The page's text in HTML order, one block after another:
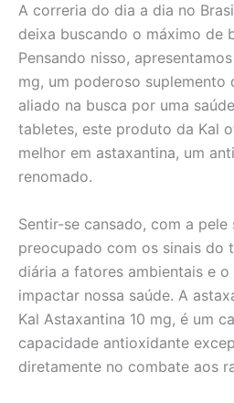
A correria do dia a dia no
deixa buscando o máximo de
Pensando nisso,
mg, um poderoso suplemento
aliado na busca por uma
tabletes, este produto da Kal
melhor em astaxantina, um
renomado.
Sentir-se cansado, com a pele
preocupado com os sinais do
diária a fatores ambientais e o
impactar nossa saúde. A
Kal Astaxantina 10 mg, é um
capacidade antioxidante
diretamente no combate aos